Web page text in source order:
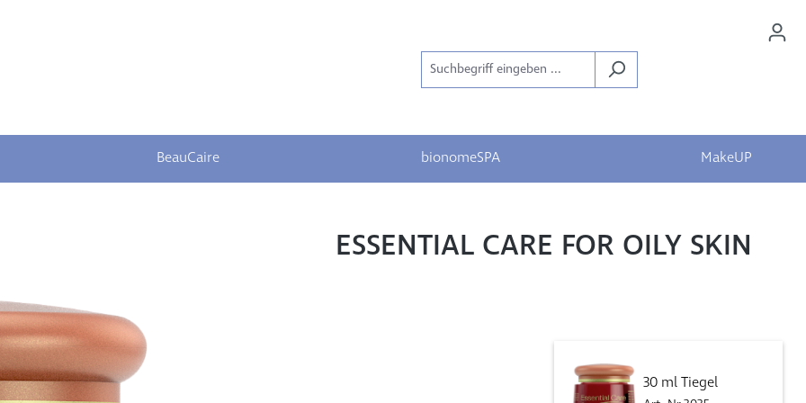
BeauCaire bionomeSPA MakeUP
ESSENTIAL CARE FOR OILY SKIN
30 ml Tiegel